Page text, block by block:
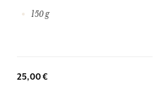
150 g
25,00 €